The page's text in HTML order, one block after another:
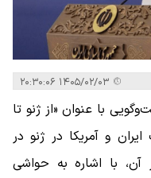
با عنوان «از ژنو تا
ایران و آمریکا در ژنو در
حاکم بر آن، با اشاره به حواشی